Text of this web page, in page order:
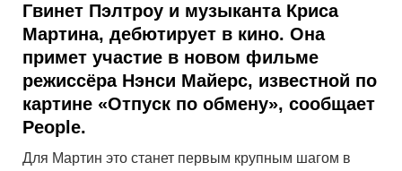
Гвинет Пэлтроу и музыканта Криса
Мартина, дебютирует в кино. Она
примет участие в новом фильме
режиссёра Нэнси Майерс, известной по
картине «Отпуск по обмену», сообщает
People.
Для Мартин это станет первым крупным шагом в